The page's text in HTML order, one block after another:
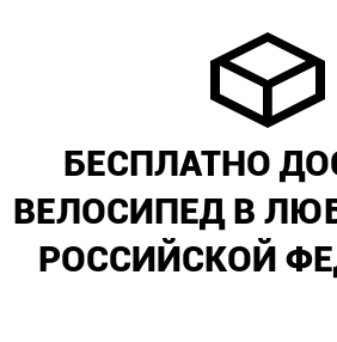
БЕСПЛАТНО
ВЕЛОСИПЕД В
РОССИЙСКОЙ